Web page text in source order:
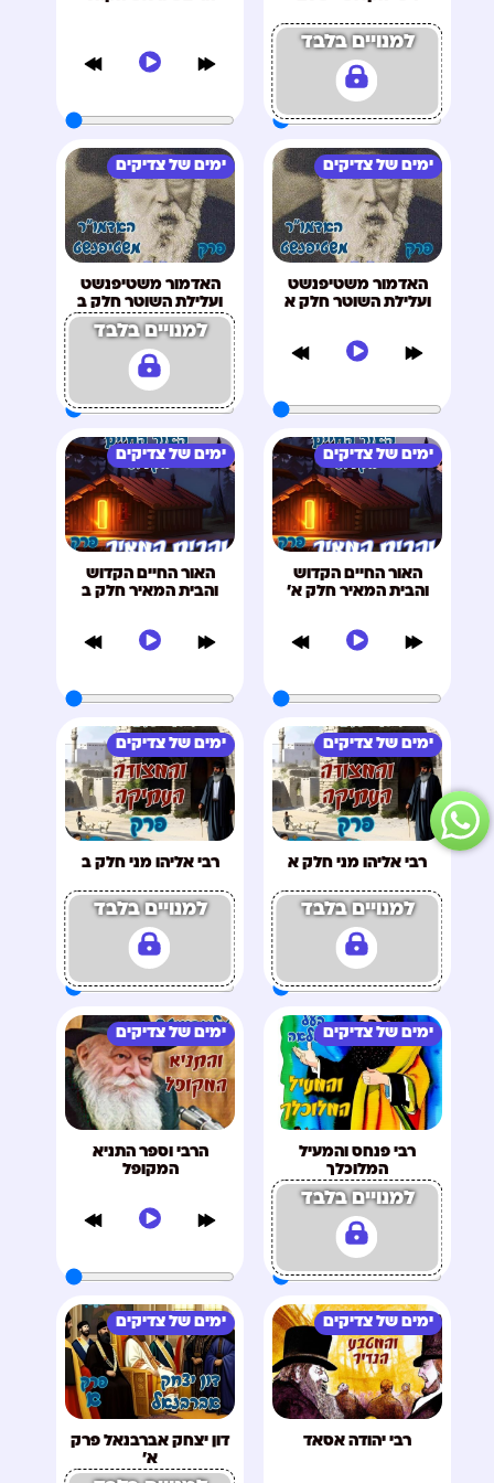
למנויים בלבד
ימים של צדיקים
האדמור משטיפנשט
ועלילת השוטר חלק א
ימים של צדיקים
האדמור משטיפנשט
ועלילת השוטר חלק ב
למנויים בלבד
ימים של צדיקים
האור החיים הקדוש
והבית המאיר חלק א'
ימים של צדיקים
האור החיים הקדוש
והבית המאיר חלק ב
ימים של צדיקים
רבי אליהו מני חלק א
למנויים בלבד
ימים של צדיקים
רבי אליהו מני חלק ב
למנויים בלבד
ימים של צדיקים
רבי פנחס והמעיל
המלוכלך
למנויים בלבד
ימים של צדיקים
הרבי וספר התניא
המקופל
ימים של צדיקים
רבי יהודה אסאד
ימים של צדיקים
דון יצחק אברבנאל פרק
א'